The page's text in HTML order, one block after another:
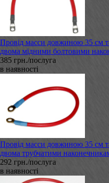
Провід масси довжиною 35 см
двома мідними болтовими
385 грн./послуга
в наявності
Провід масси довжиною 35 см
двома трубчатими
292 грн./послуга
в наявності